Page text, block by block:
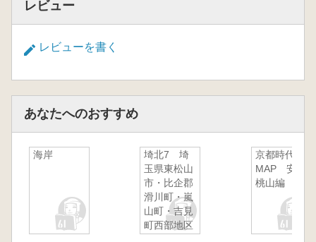
レビュー
レビューを書く
あなたへのおすすめ
海岸
埼北7 埼
玉県東松山
市・比企郡
滑川町・嵐
山町・吉見
町西部地区
京都時代
MAP 安土
桃山編